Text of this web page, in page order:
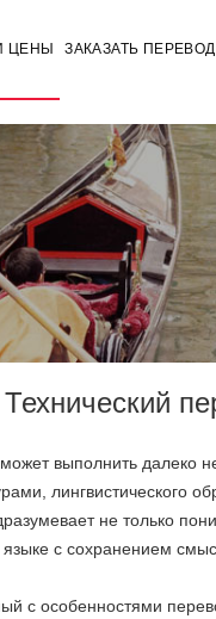
ЦЕНЫ ЗАКАЗАТЬ ПЕРЕВОД
Технический
выполнить далеко
лингвистического
не только
с сохранением
с особенностями